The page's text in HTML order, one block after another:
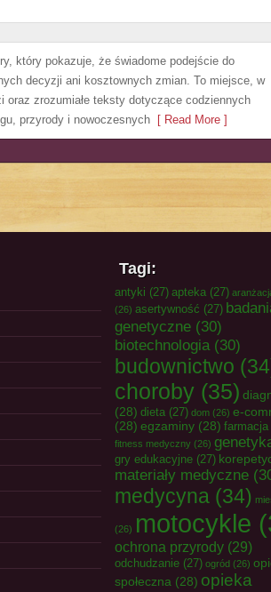
który pokazuje, że świadome podejście do
decyzji ani kosztownych zmian. To miejsce, w
zrozumiałe teksty dotyczące codziennych
przyrody i nowoczesnych [ Read More ]
Tagi:
antyki (27) apteka (27)
(26) asertywność (27)
genetyczne (30)
biotechnologia(30)
budownictwo
choroby (35)
(28) dieta (27) dom (26) e-
(28) egzaminy (28) farmacja
fitness medyczny (26)
gry edukacyjne (27)
materiały medyczne
medycyna (34)
(26) motocykle
ochrona przyrody (29)
odchudzanie (27) ogród (26)
społeczna (28) opieka